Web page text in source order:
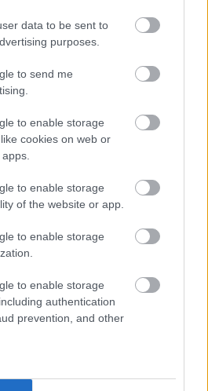
data to be sent to
purposes.
to send me
to enable storage
cookies on web or
to enable storage
of the website or app.
to enable storage
to enable storage
authentication
prevention, and other
fog" – itt képzeli
meccsen bíráskodó Kassai
a
A rutinos bíró nem titkolta, a
életét.
Elolvasom